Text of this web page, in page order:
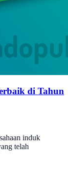
di Tahun
induk
telah